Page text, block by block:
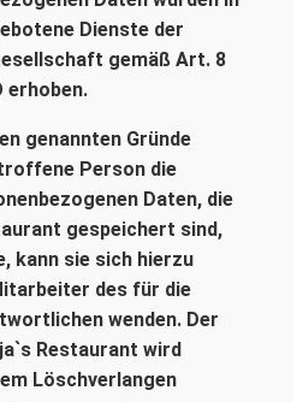
Dienste der
gemäß Art. 8
erhoben.
genannten Gründe
Person die
Daten, die
gespeichert sind,
kann sie sich hierzu
des für die
wenden. Der
Restaurant wird
Löschverlangen